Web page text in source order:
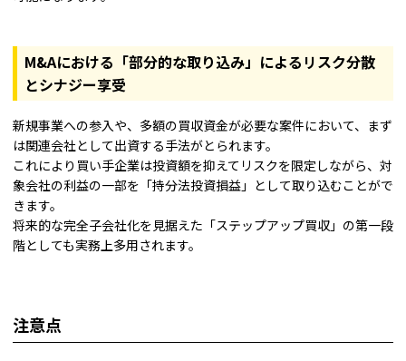
M&Aにおける「部分的な取り込み」によるリスク分散
とシナジー享受
新規事業への参入や、多額の買収資金が必要な案件において、まず
は関連会社として出資する手法がとられます。
これにより買い手企業は投資額を抑えてリスクを限定しながら、対
象会社の利益の一部を「持分法投資損益」として取り込むことがで
きます。
将来的な完全子会社化を見据えた「ステップアップ買収」の第一段
階としても実務上多用されます。
注意点